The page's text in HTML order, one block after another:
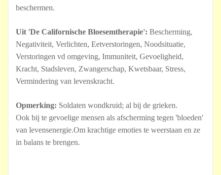
beschermen.
Uit 'De Californische Bloesemtherapie': Bescherming,
Negativiteit, Verlichten, Eetverstoringen, Noodsituatie,
Verstoringen vd omgeving, Immuniteit, Gevoeligheid,
Kracht, Stadsleven, Zwangerschap, Kwetsbaar, Stress,
Vermindering van levenskracht.
Opmerking: Soldaten wondkruid; al bij de grieken.
Ook bij te gevoelige mensen als afscherming tegen 'bloeden'
van levensenergie.Om krachtige emoties te weerstaan en ze
in balans te brengen.